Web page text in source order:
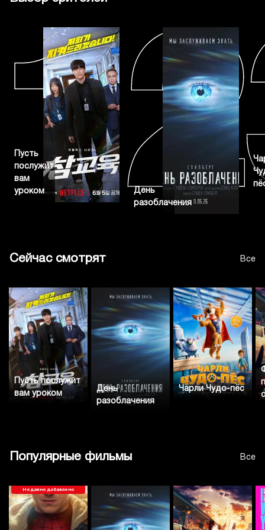
послужит
вам
уроком
разоблачения
Пусть послужит
вам уроком
разоблачения
Чарли Чудо-пёс